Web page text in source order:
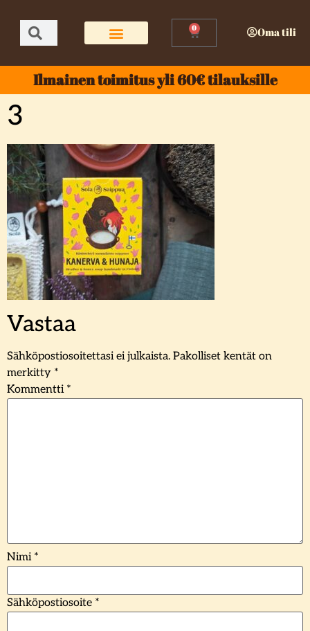
0 Oma tili
Ilmainen toimitus yli 60€ tilauksille
3
Vastaa
Sähköpostiosoitettasi ei julkaista. Pakolliset kentät on
merkitty *
Kommentti *
Nimi *
Sähköpostiosoite *